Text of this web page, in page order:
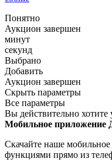
Понятно
Аукцион завершен
минут
секунд
Выбрано
Добавить
Аукцион завершен
Скрыть параметры
Все параметры
Вы действительно хотите
Мобильное
Скачайте наше
функциями прямо из